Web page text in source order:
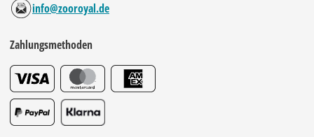
info@zooroyal.de
Zahlungsmethoden